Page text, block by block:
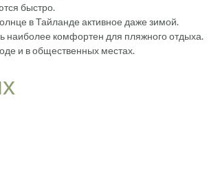
быстро.
в Тайланде активное даже зимой.
наиболее комфортен для пляжного отдыха.
и в общественных местах.